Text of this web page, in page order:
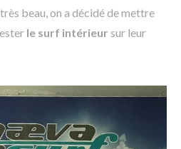
beau, on a décidé de mettre
le surf intérieur sur leur